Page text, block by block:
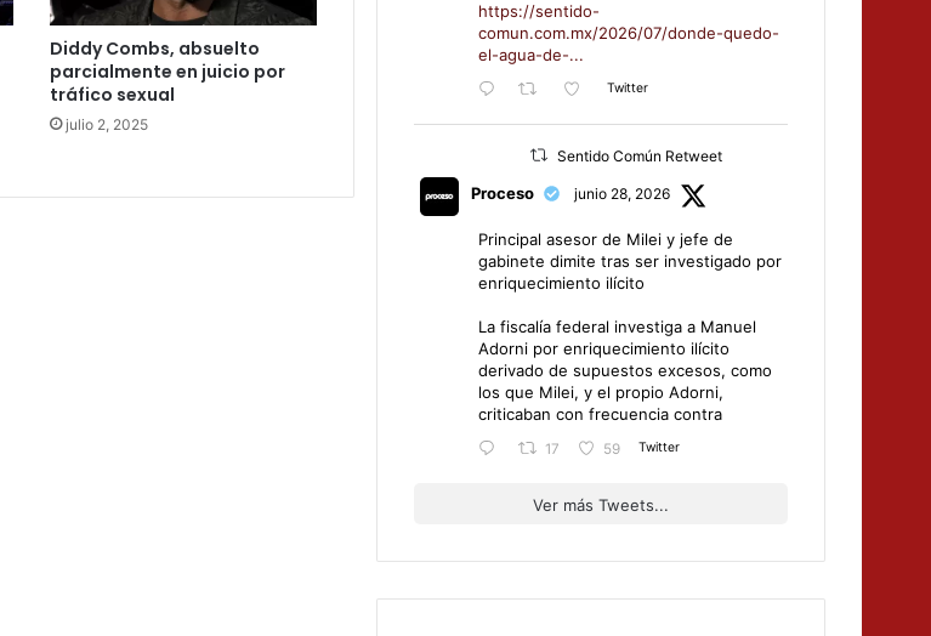
Diddy Combs, absuelto
parcialmente en juicio por
tráfico sexual
julio 2, 2025
https://sentido-
comun.com.mx/2026/07/donde-quedo-
el-agua-de-...
Twitter
Sentido Común Retweet
Proceso junio 28, 2026
Principal asesor de Milei y jefe de
gabinete dimite tras ser investigado por
enriquecimiento ilícito
La fiscalía federal investiga a Manuel
Adorni por enriquecimiento ilícito
derivado de supuestos excesos, como
los que Milei, y el propio Adorni,
criticaban con frecuencia contra
17 59 Twitter
Ver más Tweets...